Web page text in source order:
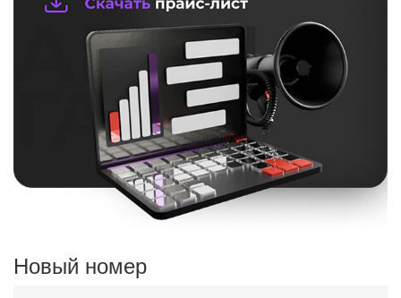
Новый номер